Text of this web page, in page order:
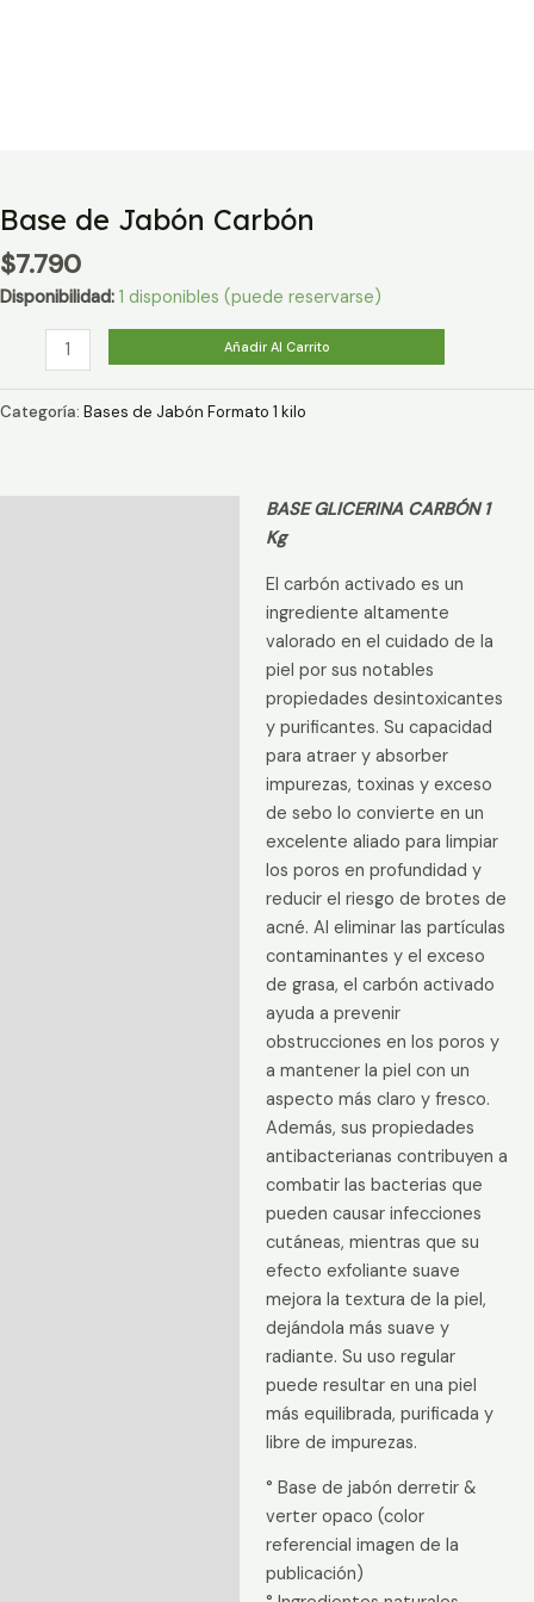
Base de Jabón Carbón
$7.790
Disponibilidad: 1 disponibles (puede reservarse)
Carbón
Añadir Al Carrito
Categoría: Bases de Jabón Formato 1 kilo
BASE GLICERINA CARBÓN 1
Kg
El carbón activado es un
ingrediente altamente
valorado en el cuidado de la
piel por sus notables
propiedades desintoxicantes
y purificantes. Su capacidad
para atraer y absorber
impurezas, toxinas y exceso
de sebo lo convierte en un
excelente aliado para limpiar
los poros en profundidad y
reducir el riesgo de brotes de
acné. Al eliminar las partículas
contaminantes y el exceso
de grasa, el carbón activado
ayuda a prevenir
obstrucciones en los poros y
a mantener la piel con un
aspecto más claro y fresco.
Además, sus propiedades
antibacterianas contribuyen a
combatir las bacterias que
pueden causar infecciones
cutáneas, mientras que su
efecto exfoliante suave
mejora la textura de la piel,
dejándola más suave y
radiante. Su uso regular
puede resultar en una piel
más equilibrada, purificada y
libre de impurezas.
° Base de jabón derretir &
verter opaco (color
referencial imagen de la
publicación)